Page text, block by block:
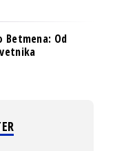
Od